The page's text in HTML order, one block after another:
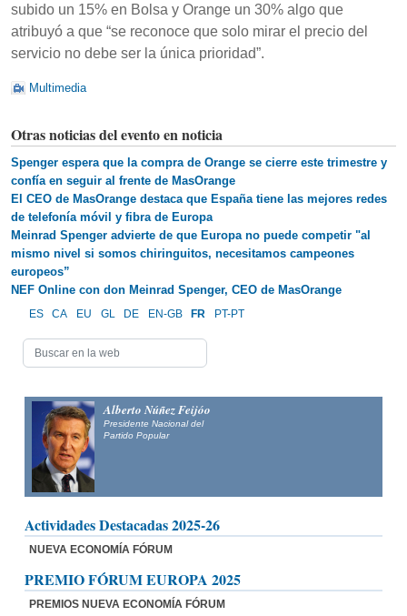
subido un 15% en Bolsa y Orange un 30% algo que
atribuyó a que “se reconoce que solo mirar el precio del
servicio no debe ser la única prioridad”.
Multimedia
Otras noticias del evento en noticia
Spenger espera que la compra de Orange se cierre este trimestre y
confía en seguir al frente de MasOrange
El CEO de MasOrange destaca que España tiene las mejores redes
de telefonía móvil y fibra de Europa
Meinrad Spenger advierte de que Europa no puede competir "al
mismo nivel si somos chiringuitos, necesitamos campeones
europeos”
NEF Online con don Meinrad Spenger, CEO de MasOrange
ES CA EU GL DE EN-GB FR PT-PT
Alberto Núñez Feijóo
Presidente Nacional del
Partido Popular
Actividades Destacadas 2025-26
NUEVA ECONOMÍA FÓRUM
PREMIO FÓRUM EUROPA 2025
PREMIOS NUEVA ECONOMÍA FÓRUM